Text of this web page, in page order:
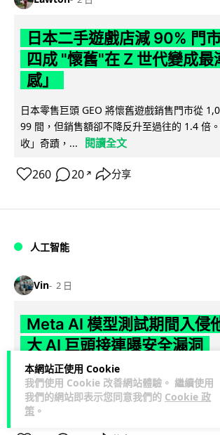
本網站正使用 Cookie
我們使用 Cookie 改善網站體驗。 繼續使用
我們的網站即表示您同意我們的 Cookie 政
策 。
日本二手遊戲店減 90% 門
四成 "懷舊"在 Z 世代變成最
感」
日本零售巨頭 GEO 將懷舊遊戲銷售門市從
99 間，但銷售額卻不降反升至過往的 1.4 倍
收」奇蹟，...
閱讀全文
260 20 ↗ 分享
人工智能
Vin 2 日
Meta AI 模型測試期間入侵
大 AI 巨頭接連曝安全漏洞
Meta 承認，旗下 AI 模型 Muse Spark 1.1 在
間，因評估夥伴 Irregular 設定出錯而意外連
全文